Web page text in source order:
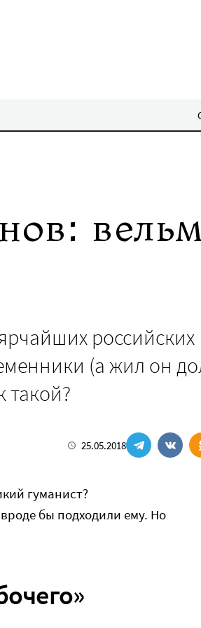
российских
(а жил он
такой?
25.05.2018
гуманист?
бы подходили ему. Но